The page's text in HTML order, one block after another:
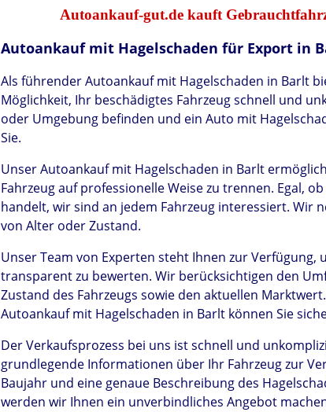
Autoankauf-gut.de kauft
Autoankauf mit Hagelschaden für Export in
Als führender Autoankauf mit Hagelschaden in Barlt
Möglichkeit, Ihr beschädigtes Fahrzeug schnell und
oder Umgebung befinden und ein Auto mit
Sie.
Unser Autoankauf mit Hagelschaden in Barlt
Fahrzeug auf professionelle Weise zu trennen. Egal,
handelt, wir sind an jedem Fahrzeug interessiert. Wir
von Alter oder Zustand.
Unser Team von Experten steht Ihnen zur Verfügung,
transparent zu bewerten. Wir berücksichtigen den
Zustand des Fahrzeugs sowie den aktuellen
Autoankauf mit Hagelschaden in Barlt können Sie
Der Verkaufsprozess bei uns ist schnell und
grundlegende Informationen über Ihr Fahrzeug zur
Baujahr und eine genaue Beschreibung des
werden wir Ihnen ein unverbindliches Angebot